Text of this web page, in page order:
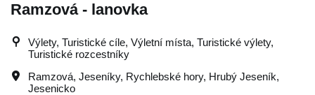
Ramzová - lanovka
Výlety, Turistické cíle, Výletní místa, Turistické výlety,
Turistické rozcestníky
Ramzová, Jeseníky, Rychlebské hory, Hrubý Jeseník,
Jesenicko